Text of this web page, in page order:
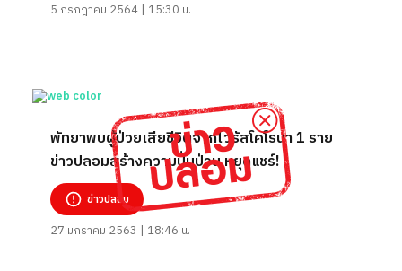
5 กรกฎาคม 2564 | 15:30 น.
พัทยาพบผู้ป่วยเสียชีวิตจากไวรัสโคโรนา 1 ราย
ข่าวปลอมสร้างความปั่นป่วน​ หยุดแชร์!
ข่าวปลอม
27 มกราคม 2563 | 18:46 น.